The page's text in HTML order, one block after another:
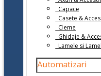
Capace
Casete &
Cleme
Ghidaje &
Lamele si
Automatizari